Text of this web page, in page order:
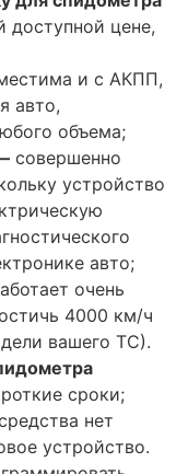
цене,
и с АКПП,
авто,
объема;
совершенно
устройство
авто;
очень
4000 км/ч
вашего ТС).
сроки;
нет
устройство.